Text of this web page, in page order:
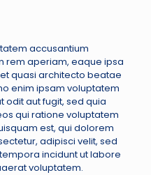
accusantium
rem aperiam, eaque ipsa
quasi architecto beatae
enim ipsam voluptatem
odit aut fugit, sed quia
qui ratione voluptatem
est, qui dolorem
adipisci velit, sed
incidunt ut labore
voluptatem.